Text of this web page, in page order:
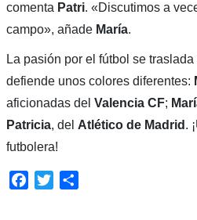
comenta Patri. «Discutimos a
campo», añade María.
La pasión por el fútbol se
defiende unos colores diferentes:
aficionadas del Valencia CF;
Patricia, del Atlético de Madrid .
futbolera!
Facebook
Twitter